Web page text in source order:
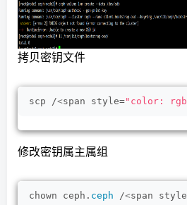
拷贝密钥文件
scp /<span style="color:
修改密钥属主属组
chown ceph. ceph /<span